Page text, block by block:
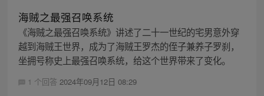
海贼之最强召唤系统
《海贼之最强召唤系统》讲述了二十一世纪的宅男意外穿
越到海贼王世界，成为了海贼王罗杰的侄子兼养子罗刹，
坐拥号称史上最强召唤系统，给这个世界带来了变化。
1 个回答 2024年09月12日 08:29